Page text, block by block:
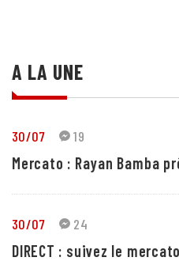
A LA UNE
30/07 19
Mercato : Rayan Bamba
30/07 24
DIRECT : suivez le